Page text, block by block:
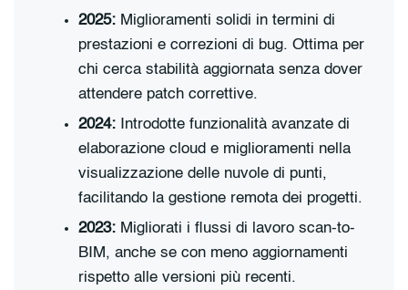
2025: Miglioramenti solidi in termini di
prestazioni e correzioni di bug. Ottima per
chi cerca stabilità aggiornata senza dover
attendere patch correttive.
2024: Introdotte funzionalità avanzate di
elaborazione cloud e miglioramenti nella
visualizzazione delle nuvole di punti,
facilitando la gestione remota dei progetti.
2023: Migliorati i flussi di lavoro scan-to-
BIM, anche se con meno aggiornamenti
rispetto alle versioni più recenti.